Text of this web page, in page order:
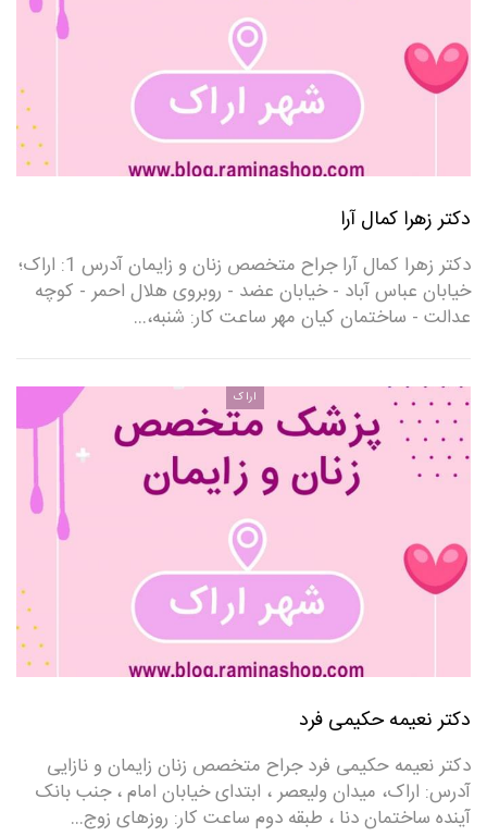
دکتر زهرا کمال آرا
دکتر زهرا کمال آرا جراح متخصص زنان و زایمان آدرس 1: اراک؛
خیابان عباس آباد - خیابان عضد - روبروی هلال احمر - کوچه
عدالت - ساختمان کیان مهر ساعت کار: شنبه،…
اراک
دکتر نعیمه حکیمی فرد
دکتر نعیمه حکیمی فرد جراح متخصص زنان زایمان و نازایی
آدرس: اراک، میدان ولیعصر ، ابتدای خیابان امام ، جنب بانک
آینده ساختمان دنا ، طبقه دوم ساعت کار: روزهای زوج…